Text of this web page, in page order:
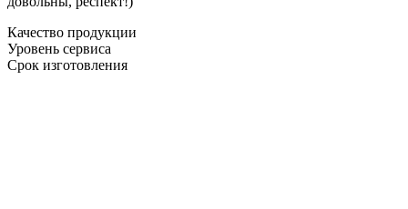
Качество продукции
Уровень сервиса
Срок изготовления